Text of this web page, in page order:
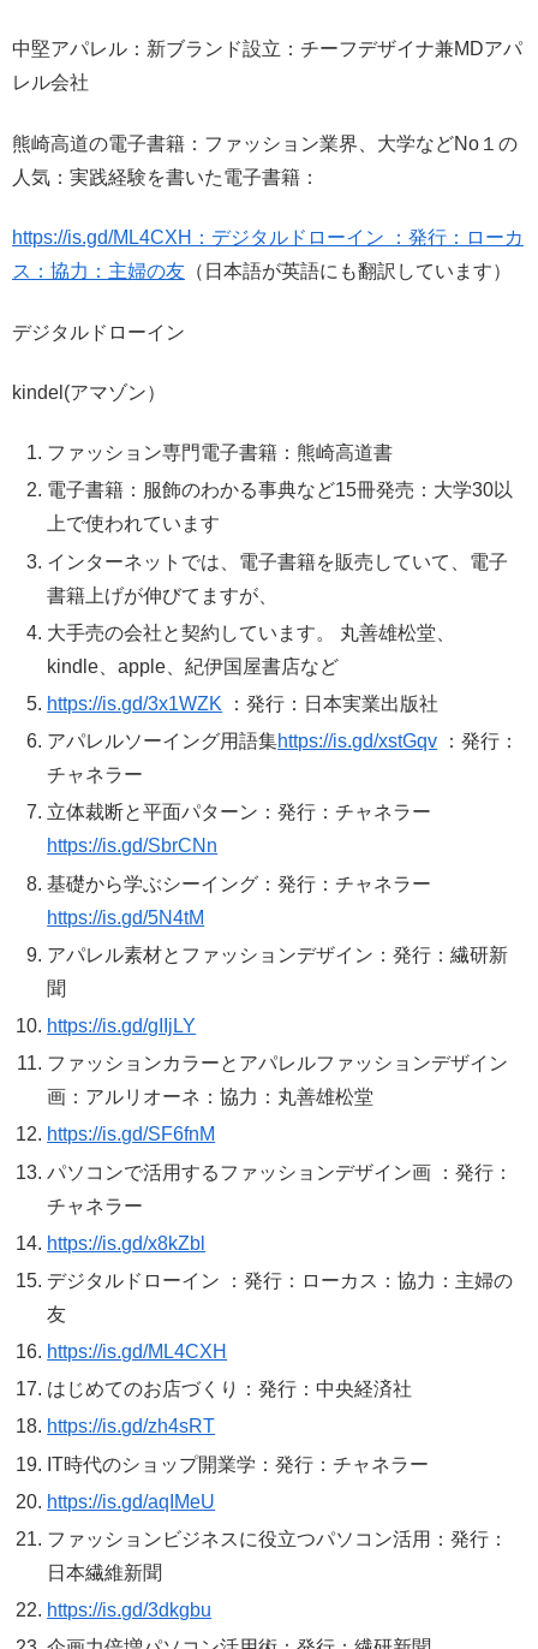
中堅アパレル：新ブランド設立：チーフデザイナ兼MDアパ
レル会社
熊崎高道の電子書籍：ファッション業界、大学などNo１の
人気：実践経験を書いた電子書籍：
https://is.gd/ML4CXH：デジタルドローイン ：発行：ローカ
ス：協力：主婦の友 （日本語が英語にも翻訳しています）
デジタルドローイン
kindel(アマゾン）
ファッション専門電子書籍：熊崎高道書
電子書籍：服飾のわかる事典など15冊発売：大学30以
上で使われています
インターネットでは、電子書籍を販売していて、電子
書籍上げが伸びてますが、
大手売の会社と契約しています。 丸善雄松堂、
kindle、apple、紀伊国屋書店など
https://is.gd/3x1WZK ：発行：日本実業出版社
アパレルソーイング用語集https://is.gd/xstGqv ：発行：
チャネラー
立体裁断と平面パターン：発行：チャネラー
https://is.gd/SbrCNn
基礎から学ぶシーイング：発行：チャネラー
https://is.gd/5N4tM
アパレル素材とファッションデザイン：発行：繊研新
聞
https://is.gd/gIIjLY
ファッションカラーとアパレルファッションデザイン
画：アルリオーネ：協力：丸善雄松堂
https://is.gd/SF6fnM
パソコンで活用するファッションデザイン画 ：発行：
チャネラー
https://is.gd/x8kZbl
デジタルドローイン ：発行：ローカス：協力：主婦の
友
https://is.gd/ML4CXH
はじめてのお店づくり：発行：中央経済社
https://is.gd/zh4sRT
IT時代のショップ開業学：発行：チャネラー
https://is.gd/aqIMeU
ファッションビジネスに役立つパソコン活用：発行：
日本繊維新聞
https://is.gd/3dkgbu